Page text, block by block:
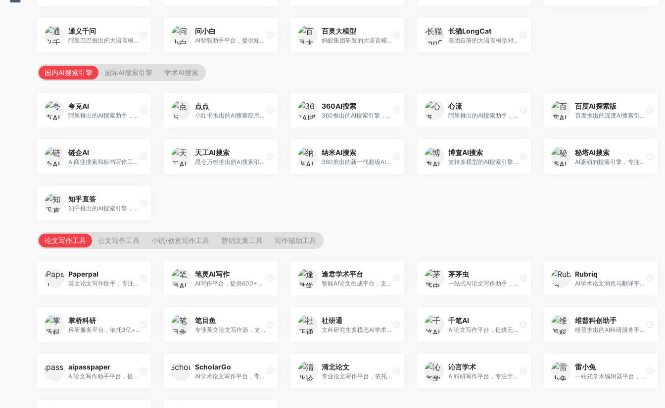
通义千问
阿里巴巴推出的大语言模型平台，提供对话问答、文档处理、图像理解、代码编写等全方位AI服务。面向企业用户和个人开发者，集成阿里云生态，支持多模态交互，企业级安全保障。
问小白
AI智能助手平台，提供知识问答、文本创作、文档处理等服务。面向普通用户和职场人士，操作简便，响应速度快，支持多场景应用。
百灵大模型
蚂蚁集团研发的大语言模型平台，专注于金融科技和企业服务。面向金融机构和企业客户，提供智能客服、风险分析、文档处理等服务，金融场景理解深入。
长猫LongCat
美团自研的大语言模型对话平台，专注于本地生活服务场景。面向美团生态用户，提供智能推荐、服务问答等功能，本地生活知识覆盖全面。
国内AI搜索引擎 国际AI搜索引擎 学术AI搜索
夸克AI
阿里推出的AI搜索助手，整合搜索与AI功能。面向年轻用户，提供智能搜索、文档处理、学习辅助等服务，与夸克生态深度整合。
点点
小红书推出的AI搜索应用，专注于生活方式内容搜索。面向小红书用户，提供生活攻略、消费决策、内容推荐等服务，生活方式内容丰富。
360AI搜索
360推出的AI搜索引擎，专注于安全智能搜索。面向普通用户，提供智能问答、网页搜索、内容整理等服务，安全防护能力强。
心流
阿里推出的AI搜索助手，专注于智能信息获取。面向普通用户，提供智能搜索、内容整理、知识问答等服务，与阿里生态深度整合。
百度AI探索版
百度推出的深度AI搜索引擎，整合百度知识图谱。面向中文用户，提供智能问答、知识探索、内容生成等服务，知识覆盖面广。
链企AI
AI商业搜索和标书写作工具，专注于企业服务场景。面向企业用户，提供商业信息搜索、标书生成、企业分析等服务，商业信息专业。
天工AI搜索
昆仑万维推出的AI搜索引擎，整合大模型与搜索能力。面向普通用户，提供智能问答、深度搜索、内容整理等服务，中文搜索体验好。
纳米AI搜索
360推出的新一代超级AI搜索，深度整合360搜索资源。面向普通用户，提供智能问答、多模态搜索、内容生成等服务，安全可靠。
博查AI搜索
支持多模型的AI搜索引擎，整合多种大模型能力。面向AI爱好者，提供多模型搜索、答案对比、深度分析等服务，模型选择灵活。
秘塔AI搜索
AI驱动的搜索引擎，专注于无广告直达结果。面向研究者和信息获取需求者，提供深度搜索、来源标注、答案整理等服务，搜索结果干净准确，信息可信度高。
知乎直答
知乎推出的AI搜索引擎，专注于知识问答场景。面向知识获取者，提供知乎内容搜索、智能问答、知识整理等服务，专业知识丰富。
论文写作工具 公文写作工具 小说/创意写作工具 营销文案工具 写作辅助工具
Paperpal
英文论文写作助手，专注于学术英语润色。面向需要发表国际期刊的研究者，提供语法检查、学术表达优化、格式规范等服务，英语表达地道专业。
笔灵AI写作
AI写作平台，提供600+写作模板。面向学生、职场人士和内容创作者，支持论文、公文、营销文案等多种文体，模板丰富，一键生成，写作效率大幅提升。
逢君学术平台
智能AI论文生成平台，支持查重检测。面向高校学生和研究人员，提供论文选题、内容生成、查重修改等一站式服务，学术写作流程完整。
茅茅虫
一站式AI论文写作助手，覆盖学术写作全场景。面向高校学生和科研人员，提供开题报告、文献综述、论文正文等写作服务，支持多学科多类型论文，操作简便。
Rubriq
AI学术论文润色与翻译平台。面向国际期刊投稿者，提供论文润色、翻译、格式调整等服务，支持多语言，学术表达专业规范。
掌桥科研
科研服务平台，依托3亿+真实文献数据库。面向学术研究者和学生，提供文献检索、论文写作、科研数据分析等服务，文献资源丰富，学术支持专业。
笔目鱼
专业英文论文写作器，支持学术论文全流程。面向留学生和国际期刊投稿者，提供英文论文撰写、润色、格式调整等服务，学术英语表达规范。
社研通
文科研究生多模态AI学术写作平台。面向文科研究生和社科研究者，提供文献综述、理论分析、定性研究辅助等服务，文科研究方法论支持完善。
千笔AI
AI论文写作平台，提供无限改稿服务。面向高校学生和学术研究者，支持论文选题、大纲生成、内容撰写、查重修改等全流程服务，改稿次数不限，服务质量有保障。
维普科创助手
维普推出的AI科研服务平台，整合学术资源与智能写作。面向科研人员和高校师生，提供文献检索、论文写作、查重检测等一站式服务，学术资源权威可靠。
aipasspaper
AI论文写作助手平台，提供智能化的学术写作支持。面向大学生和研究人员，支持多种学科论文生成，提供参考文献管理和格式规范服务，写作效率高。
ScholarGo
AI学术论文写作平台，专注于理工科领域的逻辑构建。面向理工科研究生和科研工作者，提供公式编辑、数据分析、论文结构优化等服务，理工科写作逻辑严谨。
清北论文
专业论文写作平台，依托高校学术资源。面向本科生和研究生，提供论文指导、写作辅助、查重检测等服务，学术规范性强，适合追求高质量论文的用户。
沁言学术
AI科研写作平台，专注于学术研究辅助。面向研究生和科研工作者，提供文献分析、研究方法指导、论文撰写等服务，学术资源丰富，研究支持全面。
雷小兔
一站式学术编辑器平台，覆盖论文写作全流程。面向高校学生和科研人员，提供选题分析、文献检索、论文生成、查重降重等服务，操作流程清晰，学术写作效率显著提升。